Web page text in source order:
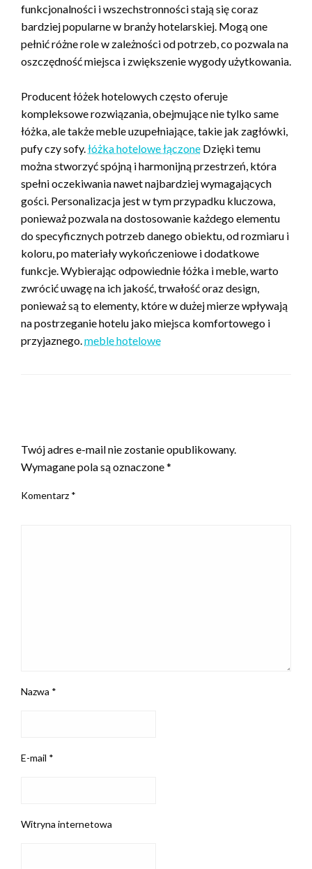
funkcjonalności i wszechstronności stają się coraz
bardziej popularne w branży hotelarskiej. Mogą one
pełnić różne role w zależności od potrzeb, co pozwala na
oszczędność miejsca i zwiększenie wygody użytkowania.
Producent łóżek hotelowych często oferuje
kompleksowe rozwiązania, obejmujące nie tylko same
łóżka, ale także meble uzupełniające, takie jak zagłówki,
pufy czy sofy. łóżka hotelowe łączone Dzięki temu
można stworzyć spójną i harmonijną przestrzeń, która
spełni oczekiwania nawet najbardziej wymagających
gości. Personalizacja jest w tym przypadku kluczowa,
ponieważ pozwala na dostosowanie każdego elementu
do specyficznych potrzeb danego obiektu, od rozmiaru i
koloru, po materiały wykończeniowe i dodatkowe
funkcje. Wybierając odpowiednie łóżka i meble, warto
zwrócić uwagę na ich jakość, trwałość oraz design,
ponieważ są to elementy, które w dużej mierze wpływają
na postrzeganie hotelu jako miejsca komfortowego i
przyjaznego. meble hotelowe
Twój adres e-mail nie zostanie opublikowany.
Wymagane pola są oznaczone*
Komentarz *
Nazwa *
E-mail *
Witryna internetowa